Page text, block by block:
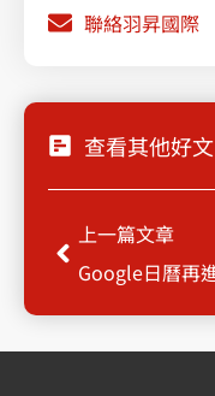
聯絡羽昇國際
查看其他好文
上一頁
上一篇文章